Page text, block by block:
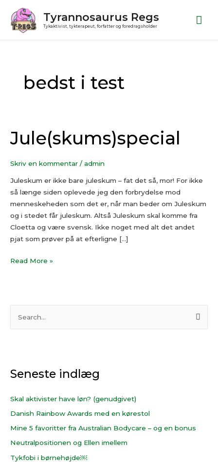
indholdet
Tyrannosaurus Regs
Tykaktivist, tykterapeut, forfatter og foredragsholder
bedst i test
Jule(skums)special
Skriv en kommentar /admin
Juleskum er ikke bare juleskum ­– fat det så, mor! For ikke
så længe siden oplevede jeg den forbrydelse mod
menneskeheden som det er, når man beder om Juleskum
og i stedet får juleskum. Altså Juleskum skal komme fra
Cloetta og være svensk. Ikke noget med alt det andet
pjat som prøver på at efterligne […]
Jule(skums)special
Read More »
f
e
r
Seneste indlæg
Skal aktivister have løn? (genudgivet)
Danish Rainbow Awards med en kørestol
Mine 5 favoritter fra Australian Bodycare – og en bonus
Neutralpositionen og Ellen imellem
Tykfobi i børnehøjde￼